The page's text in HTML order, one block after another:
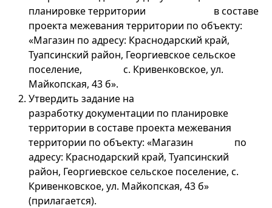
планировке территории в составе
проекта межевания территории по объекту:
«Магазин по адресу: Краснодарский край,
Туапсинский район, Георгиевское сельское
поселение, с. Кривенковское, ул.
Майкопская, 43 б».
Утвердить задание на
разработку документации по планировке
территории в составе проекта межевания
территории по объекту: «Магазин по
адресу: Краснодарский край, Туапсинский
район, Георгиевское сельское поселение, с.
Кривенковское, ул. Майкопская, 43 б»
(прилагается).